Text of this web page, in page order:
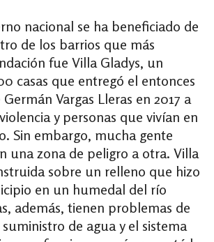
nacional se ha beneficiado de
de los barrios que más
fue Villa Gladys, un
casas que entregó el entonces
Vargas Lleras en 2017 a
y personas que vivían en
Sin embargo, mucha gente
una zona de peligro a otra. Villa
sobre un relleno que hizo
en un humedal del río
además, tienen problemas de
de agua y el sistema